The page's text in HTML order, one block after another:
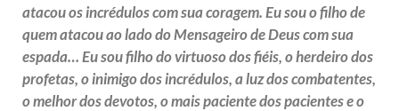
atacou os incrédulos com sua coragem. Eu sou o filho de
quem atacou ao lado do Mensageiro de Deus com sua
espada… Eu sou filho do virtuoso dos fiéis, o herdeiro dos
profetas, o inimigo dos incrédulos, a luz dos combatentes,
o melhor dos devotos, o mais paciente dos pacientes e o